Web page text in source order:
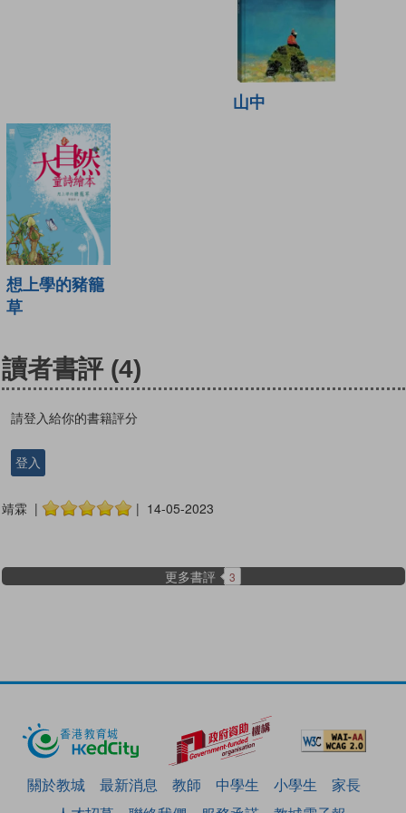
山中
想上學的豬籠
草
讀者書評 (4)
請登入給你的書籍評分
登入
靖霖 | | 14-05-2023
更多書評 3
關於教城 最新消息 教師 中學生 小學生
家長